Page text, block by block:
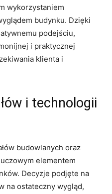
wykorzystaniem
budynku. Dzięki
podejściu,
i ⁢praktycznej
‌klienta i
i technologii
budowlanych ⁢oraz
​elementem⁢
Decyzje podjęte na​
‍na ostateczny wygląd,